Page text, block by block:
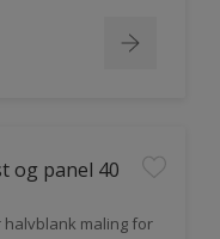
og panel 40
maling for